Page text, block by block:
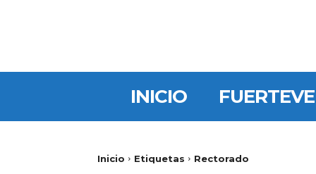
INICIO
Inicio Etiquetas Rectorado